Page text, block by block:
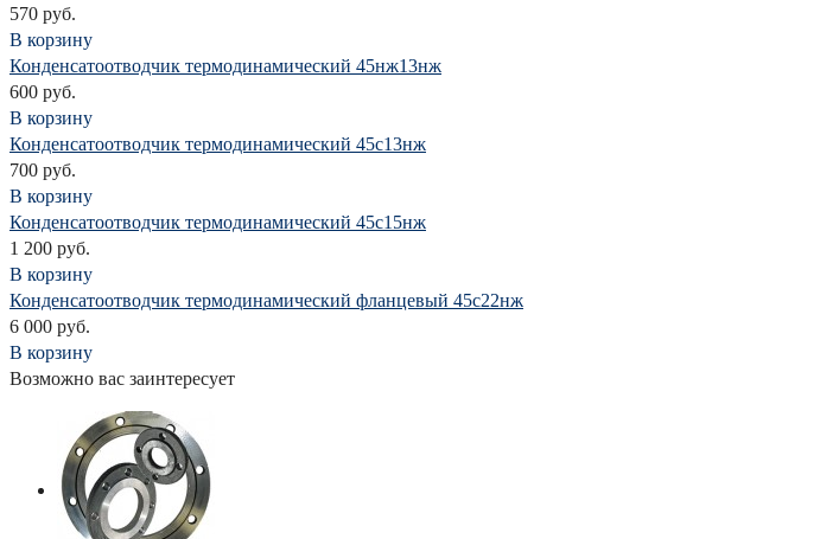
570 руб.
В корзину
Конденсатоотводчик термодинамический 45нж13нж
600 руб.
В корзину
Конденсатоотводчик термодинамический 45с13нж
700 руб.
В корзину
Конденсатоотводчик термодинамический 45с15нж
1 200 руб.
В корзину
Конденсатоотводчик термодинамический фланцевый 45с22нж
6 000 руб.
В корзину
Возможно вас заинтересует